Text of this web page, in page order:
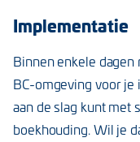
Implementatie
Binnen enkele
BC-omgeving voor
aan de slag kunt met
boekhouding. Wil je